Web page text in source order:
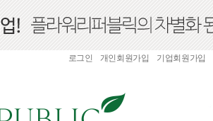
로그인 개인회원가입 기업회원가입